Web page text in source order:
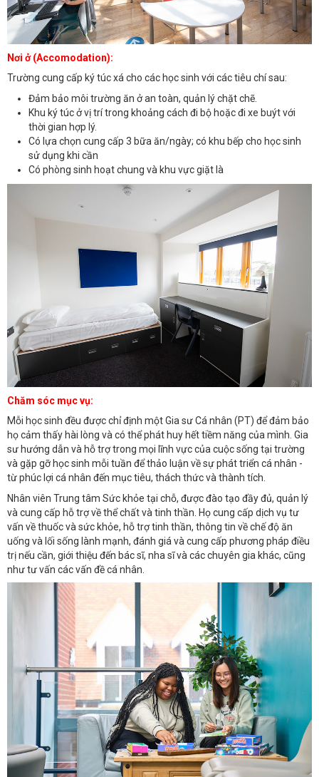
Nơi ở (Accomodation):
Trường cung cấp ký túc xá cho các học sinh với các tiêu chí sau:
Đảm bảo môi trường ăn ở an toàn, quản lý chặt chẽ.
Khu ký túc ở vị trí trong khoảng cách đi bộ hoặc đi xe buýt với
thời gian hợp lý.
Có lựa chọn cung cấp 3 bữa ăn/ngày; có khu bếp cho học sinh
sử dụng khi cần
Có phòng sinh hoạt chung và khu vực giặt là
Chăm sóc mục vụ:
Mỗi học sinh đều được chỉ định một Gia sư Cá nhân (PT) để đảm bảo
họ cảm thấy hài lòng và có thể phát huy hết tiềm năng của mình. Gia
sư hướng dẫn và hỗ trợ trong mọi lĩnh vực của cuộc sống tại trường
và gặp gỡ học sinh mỗi tuần để thảo luận về sự phát triển cá nhân -
từ phúc lợi cá nhân đến mục tiêu, thách thức và thành tích.
Nhân viên Trung tâm Sức khỏe tại chỗ, được đào tạo đầy đủ, quản lý
và cung cấp hỗ trợ về thể chất và tinh thần. Họ cung cấp dịch vụ tư
vấn về thuốc và sức khỏe, hỗ trợ tinh thần, thông tin về chế độ ăn
uống và lối sống lành mạnh, đánh giá và cung cấp phương pháp điều
trị nếu cần, giới thiệu đến bác sĩ, nha sĩ và các chuyên gia khác, cũng
như tư vấn các vấn đề cá nhân.